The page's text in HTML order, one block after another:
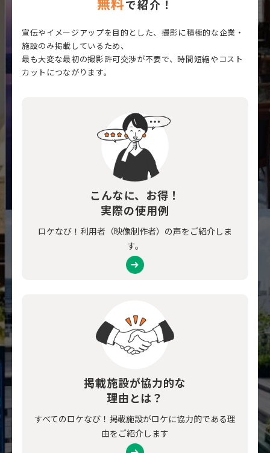
で紹介！
宣伝やイメージアップを目的とした、撮影に積極的な企業・
施設のみ掲載しているため、
最も大変な最初の撮影許可交渉が不要で、時間短縮やコスト
カットにつながります。
こんなに、お得！
実際の使用例
ロケなび！利用者（映像制作者）の声をご紹介しま
す。
掲載施設が協力的な
理由とは？
すべてのロケなび！掲載施設がロケに協力的である理
由をご紹介します